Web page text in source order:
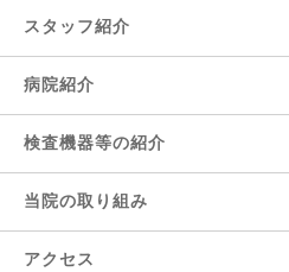
スタッフ紹介
病院紹介
検査機器等の紹介
当院の取り組み
アクセス